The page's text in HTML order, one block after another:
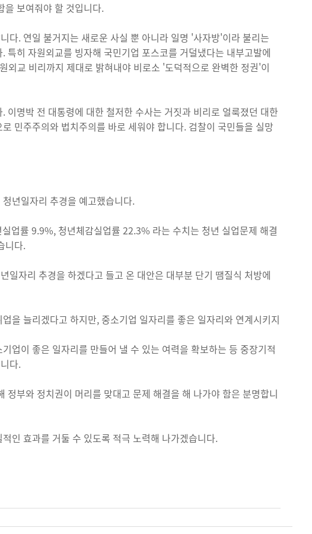
을 보여줘야 할 것입니다.
다. 연일 불거지는 새로운 사실 뿐 아니라 일명 '사자방'이라 불리는
히 자원외교를 빙자해 국민기업 포스코를 거덜냈다는 내부고발에
교 비리까지 제대로 밝혀내야 비로소 '도덕적으로 완벽한 정권'이
명박 전 대통령에 대한 철저한 수사는 거짓과 비리로 얼룩졌던 대한
민주주의와 법치주의를 바로 세워야 합니다. 검찰이 국민들을 실망
년일자리 추경을 예고했습니다.
업률 9.9%, 청년체감실업률 22.3% 라는 수치는 청년 실업문제 해결
니다.
자리 추경을 하겠다고 들고 온 대안은 대부분 단기 땜질식 처방에
을 늘리겠다고 하지만, 중소기업 일자리를 좋은 일자리와 연계시키지
업이 좋은 일자리를 만들어 낼 수 있는 여력을 확보하는 등 중장기적
다.
부와 정치권이 머리를 맞대고 문제 해결을 해 나가야 함은 분명합니
인 효과를 거둘 수 있도록 적극 노력해 나가겠습니다.